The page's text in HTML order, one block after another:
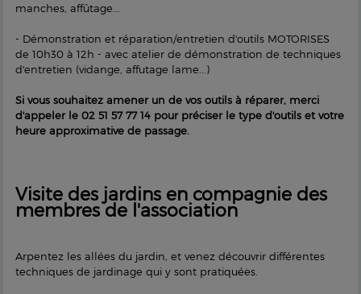
manches, affûtage...
- Démonstration et réparation/entretien d'outils MOTORISES
de 10h30 à 12h - avec atelier de démonstration de techniques
d'entretien (vidange, affutage lame...)
Si vous souhaitez amener un de vos outils à réparer, merci
d'appeler le 02 51 57 77 14 pour préciser le type d'outils et votre
heure approximative de passage.
Visite des jardins en compagnie des
membres de l'association
Arpentez les allées du jardin, et venez découvrir différentes
techniques de jardinage qui y sont pratiquées.